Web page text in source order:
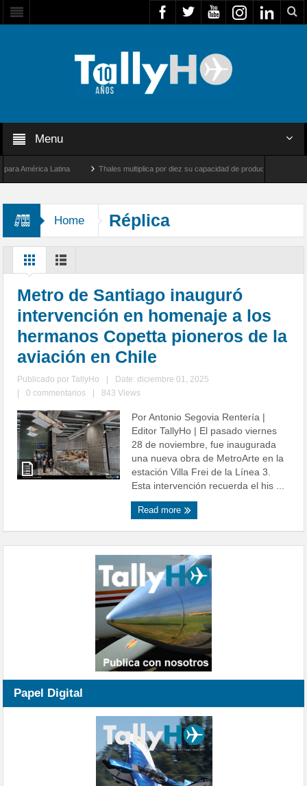
Menu
Latina Thales multiplica por diez su capacidad de producción de radares
Home Réplica
Metro de Santiago inauguró
intervención en homenaje a los
hermanos Copetta pioneros de la
aviación en Chile
Publicado porTallyHo
Date: diciembre 01, 2025
0 commentarios 843 Views
Por Antonio Segovia Rentería |
Editor TallyHo | El pasado viernes
28 de noviembre, fue inaugurada
una nueva obra de MetroArte en la
estación Villa Frei de la Línea 3.
Esta intervención recuerda el his ...
Read more
Papel Digital